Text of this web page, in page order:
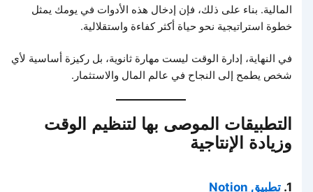
المالية. بناء على ذلك، فإن إدخال هذه الأدوات في يومك يمثل
خطوة استراتيجية نحو حياة أكثر كفاءة واستقلالية.
في النهاية، إدارة الوقت ليست مهارة ثانوية، بل ركيزة أساسية لأي
شخص يطمح إلى النجاح في عالم المال والاستثمار.
التطبيقات الموصى بها لتنظيم الوقت
وزيادة الإنتاجية
1. تطبيق Notion